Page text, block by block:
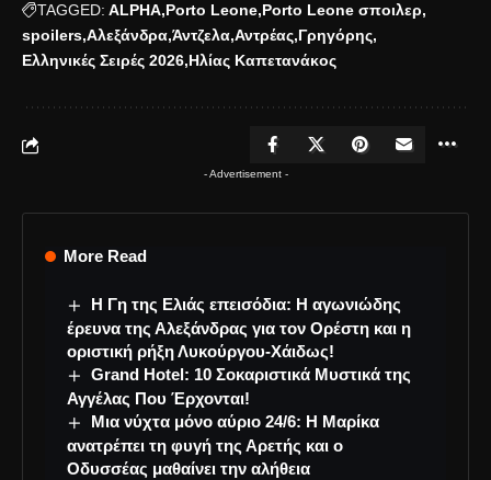
TAGGED: ALPHA Porto Leone Porto Leone σποιλερ
spoilers Αλεξάνδρα Άντζελα Αντρέας Γρηγόρης
Ελληνικές Σειρές 2026 Ηλίας Καπετανάκος
- Advertisement -
More Read
Η Γη της Ελιάς επεισόδια: Η αγωνιώδης
έρευνα της Αλεξάνδρας για τον Ορέστη και η
οριστική ρήξη Λυκούργου-Χάιδως!
Grand Hotel: 10 Σοκαριστικά Μυστικά της
Αγγέλας Που Έρχονται!
Μια νύχτα μόνο αύριο 24/6: Η Μαρίκα
ανατρέπει τη φυγή της Αρετής και ο
Οδυσσέας μαθαίνει την αλήθεια